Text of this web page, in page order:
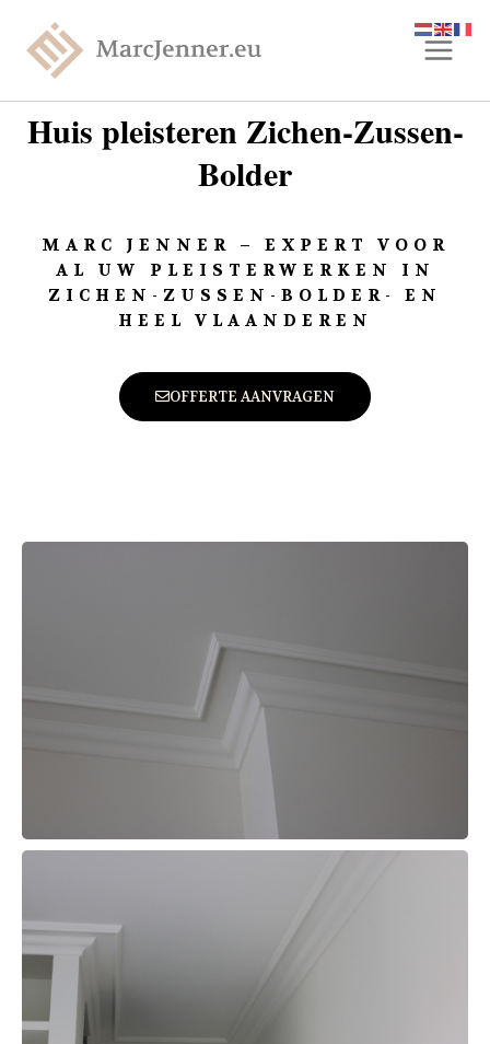
Huis pleisteren Zichen-Zussen-
Bolder
MARC JENNER – EXPERT VOOR
AL UW PLEISTERWERKEN IN
ZICHEN-ZUSSEN-BOLDER- EN
HEEL VLAANDEREN
OFFERTE AANVRAGEN